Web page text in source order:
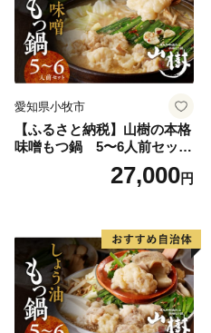
愛知県小牧市
【ふるさと納税】山樹の本格
味噌もつ鍋 5〜6人前セット
山樹 国産 牛もつ ホルモン モ
ツ オンライン飲み会 ホーム
間
27,000円